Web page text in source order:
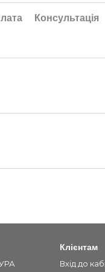
Консультація
Клієнтам
Вхід до